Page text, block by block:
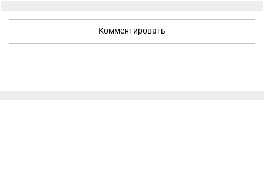
Комментировать